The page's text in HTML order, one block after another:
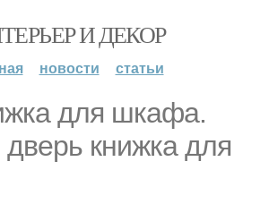
И ДЕКОР
новости статьи
для шкафа.
книжка для